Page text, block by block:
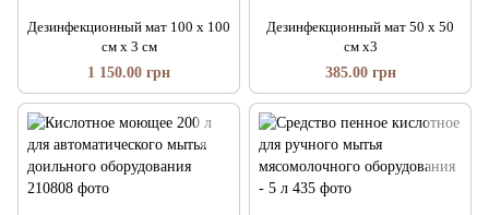
Дезинфекционный мат 100 х 100
см х 3 см
1 150.00 грн
Дезинфекционный мат 50 х 50
см х3
385.00 грн